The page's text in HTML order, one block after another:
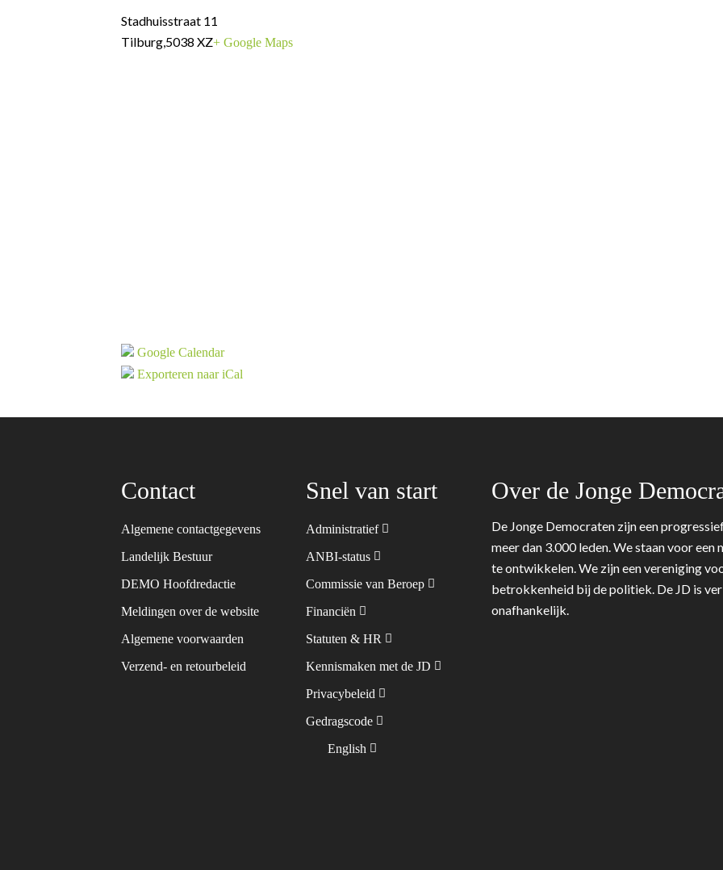
Stadhuisstraat 11
Tilburg,5038 XZ+ Google Maps
Google Calendar
Exporteren naar iCal
Contact
Algemene contactgegevens
Landelijk Bestuur
DEMO Hoofdredactie
Meldingen over de website
Algemene voorwaarden
Verzend- en retourbeleid
Snel van start
Administratief
ANBI-status
Commissie van Beroep
Financiën
Statuten & HR
Kennismaken met de JD
Privacybeleid
Gedragscode
English
Over de Jonge
De Jonge Democraten zijn een
meer dan 3.000 leden. We staan voor
te ontwikkelen. We zijn een vereniging
betrokkenheid bij de politiek. De JD is
onafhankelijk.